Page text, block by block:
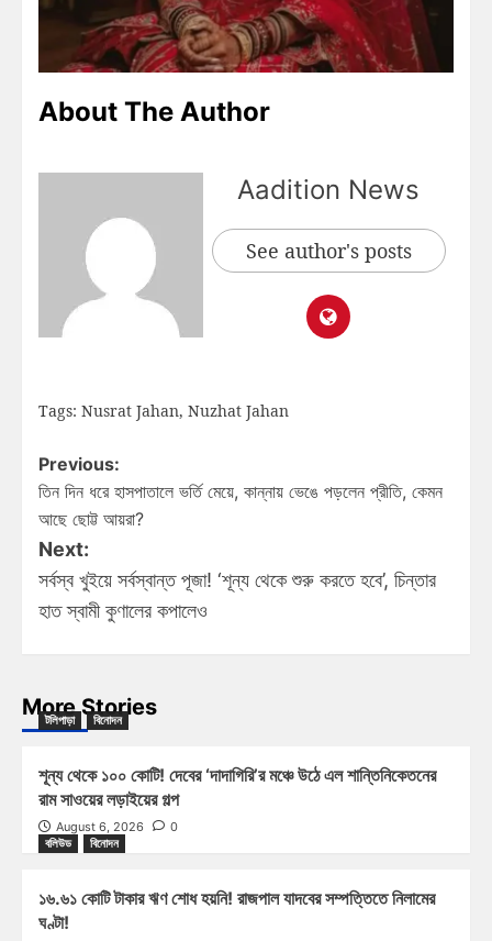
About The Author
Aadition News
See author's posts
Tags: Nusrat Jahan, Nuzhat Jahan
Previous:
তিন দিন ধরে হাসপাতালে ভর্তি মেয়ে, কান্নায় ভেঙে পড়লেন প্রীতি, কেমন
আছে ছোট্ট আয়রা?
Next:
সর্বস্ব খুইয়ে সর্বস্বান্ত পূজা! ‘শূন্য থেকে শুরু করতে হবে’, চিন্তার
হাত স্বামী কুণালের কপালেও
More Stories
টলিপাড়া বিনোদন
শূন্য থেকে ১০০ কোটি! দেবের ‘দাদাগিরি’র মঞ্চে উঠে এল শান্তিনিকেতনের
রাম সাওয়ের লড়াইয়ের গল্প
August 6, 2026
0
বলিউড
বিনোদন
১৬.৬১ কোটি টাকার ঋণ শোধ হয়নি! রাজপাল যাদবের সম্পত্তিতে নিলামের
ঘণ্টা!